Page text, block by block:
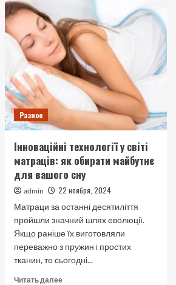
Разное
Інноваційні технології у світі
матраців: як обирати майбутнє
для вашого сну
admin
22 ноября, 2024
Матраци за останні десятиліття
пройшли значний шлях еволюції.
Якщо раніше їх виготовляли
переважно з пружин і простих
тканин, то сьогодні...
Читать далееПрочитать